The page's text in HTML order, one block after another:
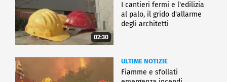
02:30
I cantieri fermi e l'edilizia
al palo, il grido d'allarme
degli architetti
ULTIME NOTIZIE
Fiamme e sfollati